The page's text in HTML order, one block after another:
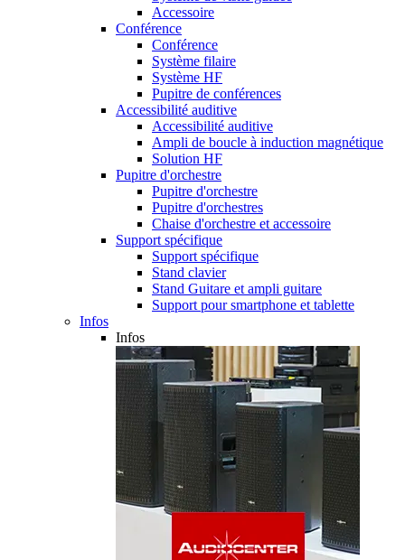
Accessoire
Conférence
Conférence
Système filaire
Système HF
Pupitre de conférences
Accessibilité auditive
Accessibilité auditive
Ampli de boucle à induction magnétique
Solution HF
Pupitre d'orchestre
Pupitre d'orchestre
Pupitre d'orchestres
Chaise d'orchestre et accessoire
Support spécifique
Support spécifique
Stand clavier
Stand Guitare et ampli guitare
Support pour smartphone et tablette
Infos
Infos